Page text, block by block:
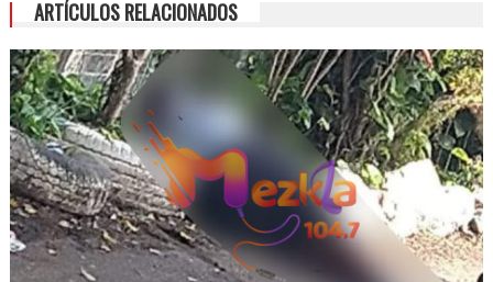
ARTÍCULOS RELACIONADOS